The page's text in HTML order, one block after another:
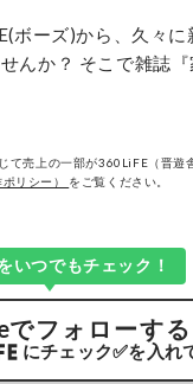
ボーズ)から、久々
んか？ そこで雑誌
売上の一部が360LiFE（晋遊
ポリシー） をご覧ください。
いつでもチェック！
でフォローする
にチェック✅を入れ